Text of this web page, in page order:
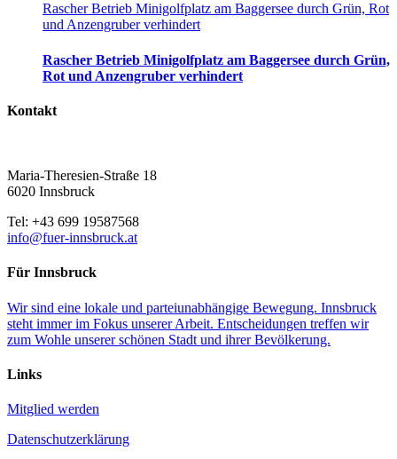
Rascher Betrieb Minigolfplatz am Baggersee durch Grün, Rot
und Anzengruber verhindert
Rascher Betrieb Minigolfplatz am Baggersee durch Grün,
Rot und Anzengruber verhindert
Kontakt
Maria-Theresien-Straße 18
6020 Innsbruck
Tel: +43 699 19587568
info@fuer-innsbruck.at
Für Innsbruck
Wir sind eine lokale und parteiunabhängige Bewegung. Innsbruck
steht immer im Fokus unserer Arbeit. Entscheidungen treffen wir
zum Wohle unserer schönen Stadt und ihrer Bevölkerung.
Links
Mitglied werden
Datenschutzerklärung